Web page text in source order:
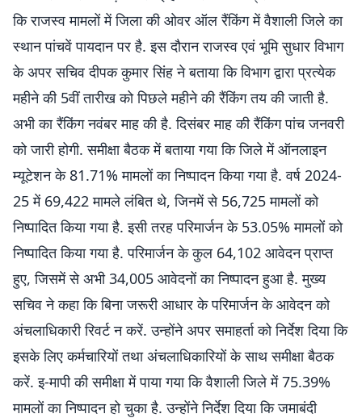
कि राजस्व मामलों में जिला की ओवर ऑल रैंकिंग में वैशाली जिले का
स्थान पांचवें पायदान पर है. इस दौरान राजस्व एवं भूमि सुधार विभाग
के अपर सचिव दीपक कुमार सिंह ने बताया कि विभाग द्वारा प्रत्येक
महीने की 5वीं तारीख को पिछले महीने की रैंकिंग तय की जाती है.
अभी का रैंकिंग नवंबर माह की है. दिसंबर माह की रैंकिंग पांच जनवरी
को जारी होगी. समीक्षा बैठक में बताया गया कि जिले में ऑनलाइन
म्यूटेशन के 81.71% मामलों का निष्पादन किया गया है. वर्ष 2024-
25 में 69,422 मामले लंबित थे, जिनमें से 56,725 मामलों को
निष्पादित किया गया है. इसी तरह परिमार्जन के 53.05% मामलों को
निष्पादित किया गया है. परिमार्जन के कुल 64,102 आवेदन प्राप्त
हुए, जिसमें से अभी 34,005 आवेदनों का निष्पादन हुआ है. मुख्य
सचिव ने कहा कि बिना जरूरी आधार के परिमार्जन के आवेदन को
अंचलाधिकारी रिवर्ट न करें. उन्होंने अपर समाहर्ता को निर्देश दिया कि
इसके लिए कर्मचारियों तथा अंचलाधिकारियों के साथ समीक्षा बैठक
करें. इ-मापी की समीक्षा में पाया गया कि वैशाली जिले में 75.39%
मामलों का निष्पादन हो चुका है. उन्होंने निर्देश दिया कि जमाबंदी